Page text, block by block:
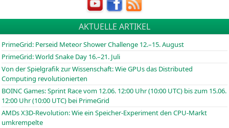
AKTUELLE ARTIKEL
PrimeGrid: Perseid Meteor Shower Challenge 12.–15. August
PrimeGrid: World Snake Day 16.–21. Juli
Von der Spielgrafik zur Wissenschaft: Wie GPUs das Distributed
Computing revolutionierten
BOINCGames: Sprint Race vom 12.06. 12:00 Uhr (10:00 UTC) bis zum 15.06.
12:00 Uhr (10:00 UTC) bei PrimeGrid
AMDs X3D-Revolution: Wie ein Speicher-Experiment den CPU-Markt
umkrempelte